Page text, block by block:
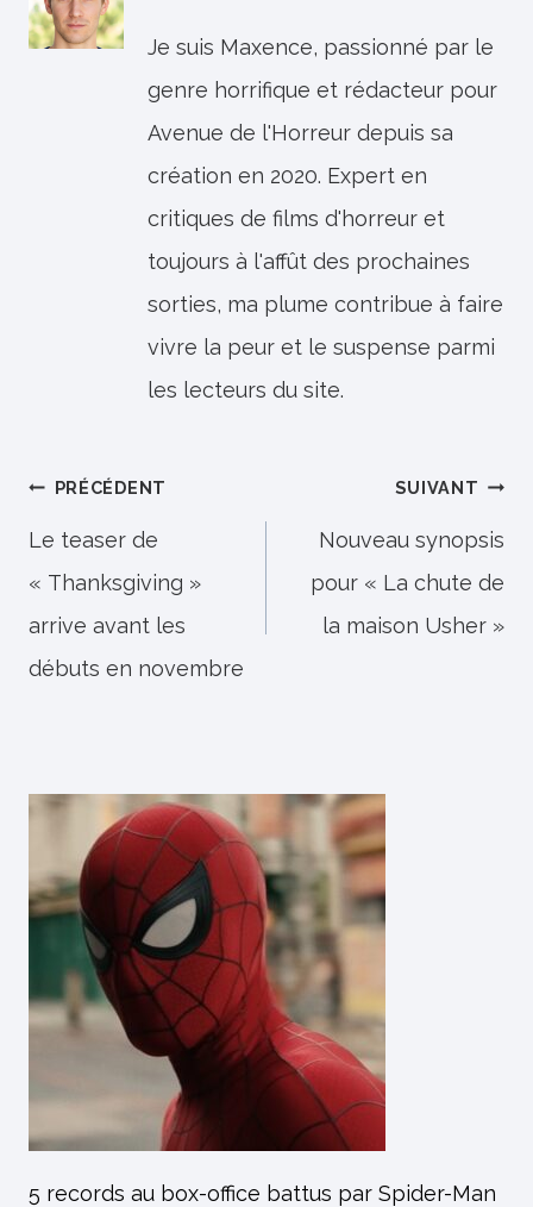
Je suis Maxence, passionné par le
genre horrifique et rédacteur pour
Avenue de l'Horreur depuis sa
création en 2020. Expert en
critiques de films d'horreur et
toujours à l'affût des prochaines
sorties, ma plume contribue à faire
vivre la peur et le suspense parmi
les lecteurs du site.
Navigation
de
l’article
PRÉCÉDENT
Le teaser de
« Thanksgiving »
arrive avant les
débuts en novembre
SUIVANT
Nouveau synopsis
pour « La chute de
la maison Usher »
5 records au box-office battus par Spider-Man